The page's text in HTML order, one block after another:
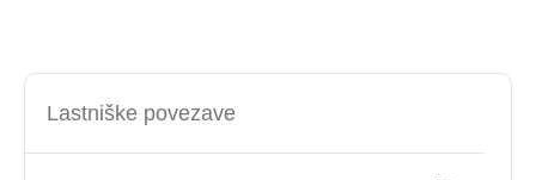
Lastniške povezave